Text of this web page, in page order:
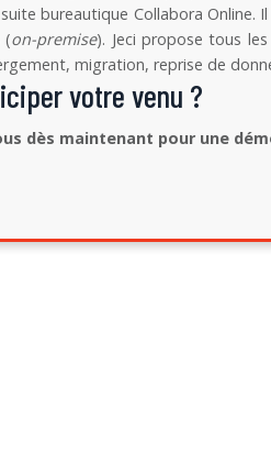
bureautique Collabora Online.
(on-premise). Jeci propose tous
migration, reprise de
votre venu ?
dès maintenant pour une